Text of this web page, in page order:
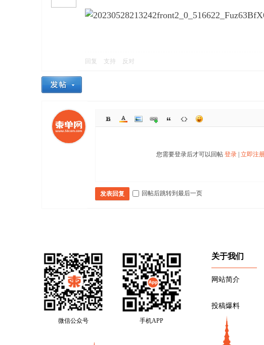
回复 支持 反对
您需要登录后才可以回帖 登录| 立即注
发表回复 回帖后跳转到最后一页
微信公众号 手机APP
关于我们
网站简介
投稿爆料